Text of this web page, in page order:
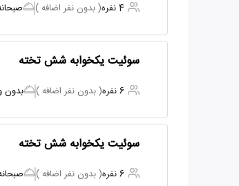
4 نفره ( بدون نفر اضافه )
سوئیت یکخوابه شش تخته
6 نفره ( بدون نفر اضافه ) بدون
سوئیت یکخوابه شش تخته
6 نفره ( بدون نفر اضافه )